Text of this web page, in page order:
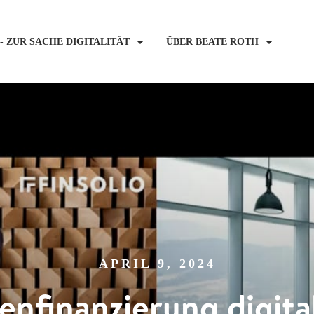
ZUR SACHE DIGITALITÄT ÜBER BEATE ROTH
APRIL 9, 2024